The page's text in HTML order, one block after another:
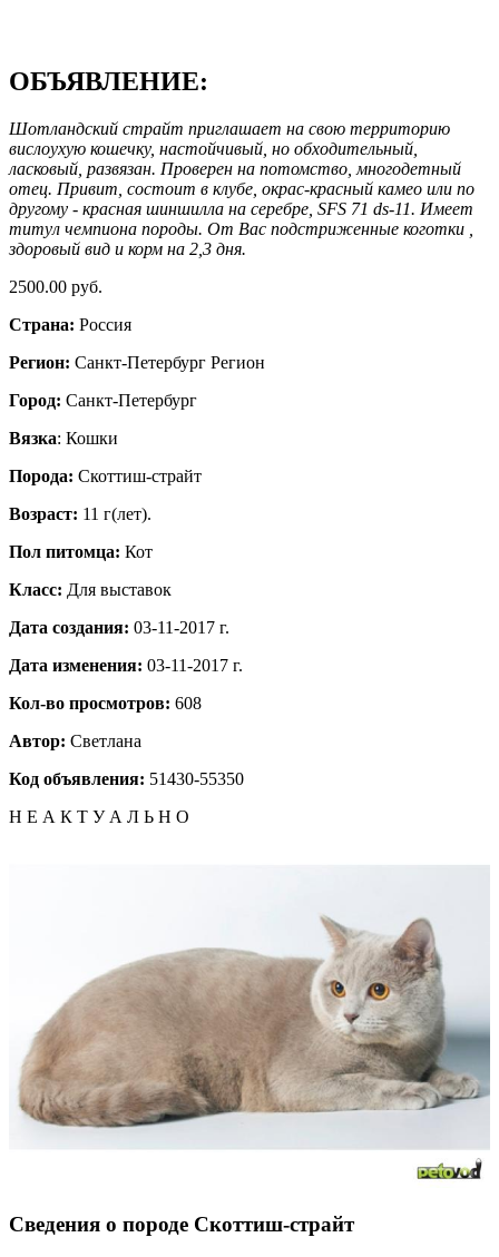
ОБЪЯВЛЕНИЕ:
Шотландский страйт приглашает на свою территорию
вислоухую кошечку, настойчивый, но обходительный,
ласковый, развязан. Проверен на потомство, многодетный
отец. Привит, состоит в клубе, окрас-красный камео или по
другому - красная шиншилла на серебре, SFS 71 ds-11. Имеет
титул чемпиона породы. От Вас подстриженные коготки ,
здоровый вид и корм на 2,3 дня.
2500.00 руб.
Страна: Россия
Регион: Санкт-Петербург Регион
Город: Санкт-Петербург
Вязка: Кошки
Порода: Скоттиш-страйт
Возраст: 11 г(лет).
Пол питомца: Кот
Класс: Для выставок
Дата создания: 03-11-2017 г.
Дата изменения: 03-11-2017 г.
Кол-во просмотров: 608
Автор: Светлана
Код объявления: 51430-55350
Н Е А К Т У А Л Ь Н О
Сведения о породе Скоттиш-страйт